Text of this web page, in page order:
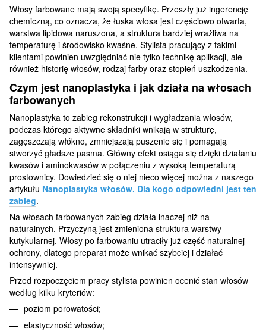
Włosy farbowane mają swoją specyfikę. Przeszły już ingerencję
chemiczną, co oznacza, że łuska włosa jest częściowo otwarta,
warstwa lipidowa naruszona, a struktura bardziej wrażliwa na
temperaturę i środowisko kwaśne. Stylista pracujący z takimi
klientami powinien uwzględniać nie tylko technikę aplikacji, ale
również historię włosów, rodzaj farby oraz stopień uszkodzenia.
Czym jest nanoplastyka i jak działa na włosach
farbowanych
Nanoplastyka to zabieg rekonstrukcji i wygładzania włosów,
podczas którego aktywne składniki wnikają w strukturę,
zagęszczają włókno, zmniejszają puszenie się i pomagają
stworzyć gładsze pasma. Główny efekt osiąga się dzięki działaniu
kwasów i aminokwasów w połączeniu z wysoką temperaturą
prostownicy. Dowiedzieć się o niej nieco więcej można z naszego
artykułu Nanoplastyka włosów. Dla kogo odpowiedni jest ten
zabieg.
Na włosach farbowanych zabieg działa inaczej niż na
naturalnych. Przyczyną jest zmieniona struktura warstwy
kutykularnej. Włosy po farbowaniu utraciły już część naturalnej
ochrony, dlatego preparat może wnikać szybciej i działać
intensywniej.
Przed rozpoczęciem pracy stylista powinien ocenić stan włosów
według kilku kryteriów:
poziom porowatości;
elastyczność włosów;